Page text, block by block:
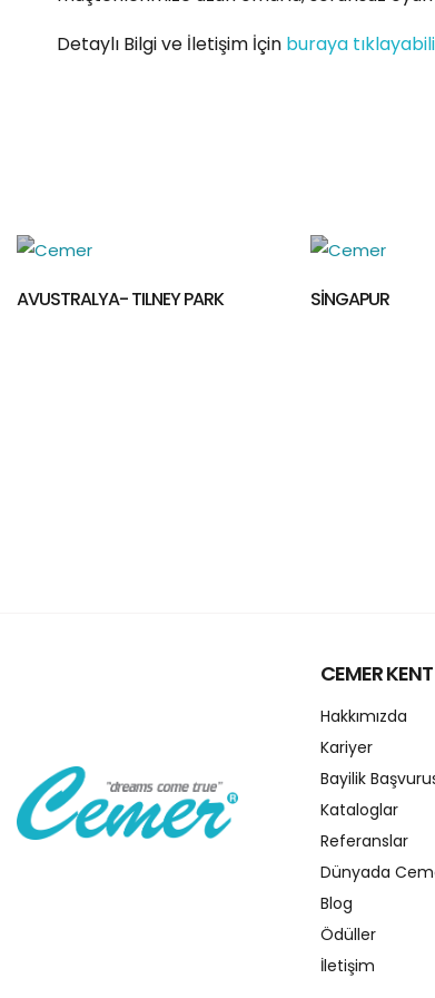
Detaylı Bilgi ve İletişim İçin buraya
SİNGAPUR İZMİR
CEMER
Hakkımızda
Kariyer
Bayilik
Kataloglar
Referanslar
Dünyada
Blog
Ödüller
İletişim